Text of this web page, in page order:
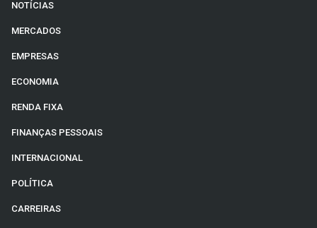
NOTÍCIAS
MERCADOS
EMPRESAS
ECONOMIA
RENDA FIXA
FINANÇAS PESSOAIS
INTERNACIONAL
POLÍTICA
CARREIRAS